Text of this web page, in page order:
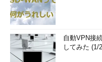
自動VPN接
してみた (1/